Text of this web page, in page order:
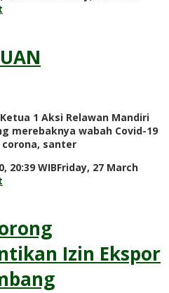
1 Aksi Relawan Mandiri
merebaknya wabah Covid-19
santer
20:39 WIBFriday, 27 March
Izin Ekspor